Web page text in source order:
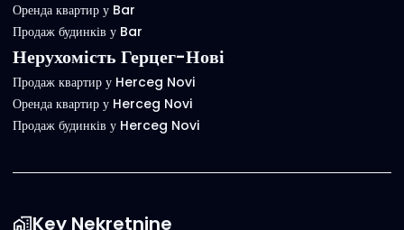
Оренда квартир у Bar
Продаж будинків у Bar
Нерухомість Герцег-Нові
Продаж квартир у Herceg Novi
Оренда квартир у Herceg Novi
Продаж будинків у Herceg Novi
Key Nekretnine